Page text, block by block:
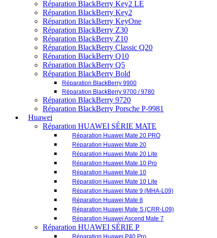
Réparation BlackBerry 9900
Réparation BlackBerry 9700 / 9780
Réparation BlackBerry 9720
Réparation BlackBerry Porsche P-9981
Huawei
Réparation HUAWEI SÉRIE MATE
Réparation Huawei Mate 20 PRO
Réparation Huawei Mate 20
Réparation Huawei Mate 20 Lite
Réparation Huawei Mate 10 Pro
Réparation Huawei Mate 10
Réparation Huawei Mate 10 Lite
Réparation Huawei Mate 9 (MHA-L09)
Réparation Huawei Mate 8
Réparation Huawei Mate S (CRR-L09)
Réparation Huawei Ascend Mate 7
Réparation HUAWEI SÉRIE P
Réparation Huawei P40 Pro
Réparation Huawei P40
Réparation Huawei P40 Lite 5G
Réparation Huawei P40 Lite
Réparation Huawei P40 Lite E
Réparation Huawei P30 Pro (VOG-L09-&-L29)
Réparation Huawei P30
Réparation Huawei P30 Lite New Edition
Réparation Huawei P30 Lite